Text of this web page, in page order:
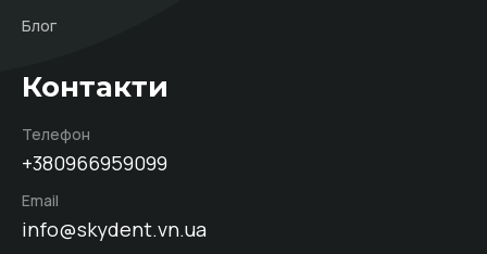
Блог
Контакти
Телефон
+380966959099
Email
info@skydent.vn.ua